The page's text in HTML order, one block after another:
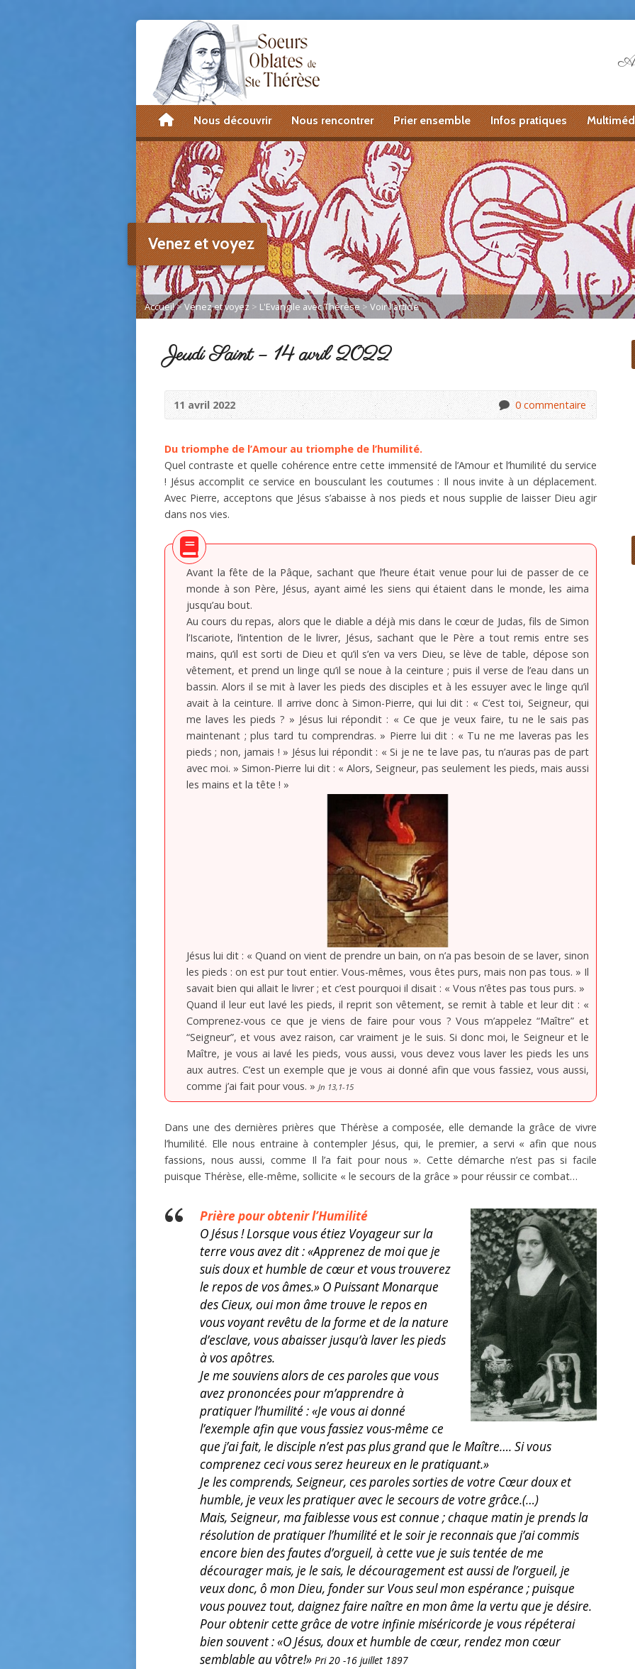
accueilNous découvrir Nous rencontrer Prier ensemble Infos pratiques
Venez et voyez
Accueil>Venez et voyez > L'Evangile avec Thérèse > Voir l'article
Jeudi Saint – 14 avril 2022
11 avril 2022 0 commentaire
Du triomphe de l’Amour au triomphe de l’humilité.
Quel contraste et quelle cohérence entre cette immensité de l’Amour et l’humilité du service
! Jésus accomplit ce service en bousculant les coutumes : Il nous invite à un déplacement.
Avec Pierre, acceptons que Jésus s’abaisse à nos pieds et nous supplie de laisser Dieu agir
dans nos vies.
Avant la fête de la Pâque, sachant que l’heure était venue pour lui de passer de ce
monde à son Père, Jésus, ayant aimé les siens qui étaient dans le monde, les aima
jusqu’au bout.
Au cours du repas, alors que le diable a déjà mis dans le cœur de Judas, fils de Simon
l’Iscariote, l’intention de le livrer, Jésus, sachant que le Père a tout remis entre ses
mains, qu’il est sorti de Dieu et qu’il s’en va vers Dieu, se lève de table, dépose son
vêtement, et prend un linge qu’il se noue à la ceinture ; puis il verse de l’eau dans un
bassin. Alors il se mit à laver les pieds des disciples et à les essuyer avec le linge qu’il
avait à la ceinture. Il arrive donc à Simon-Pierre, qui lui dit : « C’est toi, Seigneur, qui
me laves les pieds ? » Jésus lui répondit : « Ce que je veux faire, tu ne le sais pas
maintenant ; plus tard tu comprendras. » Pierre lui dit : « Tu ne me laveras pas les
pieds ; non, jamais ! » Jésus lui répondit : « Si je ne te lave pas, tu n’auras pas de part
avec moi. » Simon-Pierre lui dit : « Alors, Seigneur, pas seulement les pieds, mais aussi
les mains et la tête ! »
Jésus lui dit : « Quand on vient de prendre un bain, on n’a pas besoin de se laver, sinon
les pieds : on est pur tout entier. Vous-mêmes, vous êtes purs, mais non pas tous. » Il
savait bien qui allait le livrer ; et c’est pourquoi il disait : « Vous n’êtes pas tous purs. »
Quand il leur eut lavé les pieds, il reprit son vêtement, se remit à table et leur dit : «
Comprenez-vous ce que je viens de faire pour vous ? Vous m’appelez “Maître” et
“Seigneur”, et vous avez raison, car vraiment je le suis. Si donc moi, le Seigneur et le
Maître, je vous ai lavé les pieds, vous aussi, vous devez vous laver les pieds les uns
aux autres. C’est un exemple que je vous ai donné afin que vous fassiez, vous aussi,
comme j’ai fait pour vous. » Jn 13,1-15
Dans une des dernières prières que Thérèse a composée, elle demande la grâce de vivre
l’humilité. Elle nous entraine à contempler Jésus, qui, le premier, a servi « afin que nous
fassions, nous aussi, comme Il l’a fait pour nous ». Cette démarche n’est pas si facile
puisque Thérèse, elle-même, sollicite « le secours de la grâce » pour réussir ce combat…
Prière pour obtenir l’Humilité
O Jésus ! Lorsque vous étiez Voyageur sur la
terre vous avez dit : «Apprenez de moi que je
suis doux et humble de cœur et vous trouverez
le repos de vos âmes.» O Puissant Monarque
des Cieux, oui mon âme trouve le repos en
vous voyant revêtu de la forme et de la nature
d’esclave, vous abaisser jusqu’à laver les pieds
à vos apôtres.
Je me souviens alors de ces paroles que vous
avez prononcées pour m’apprendre à
pratiquer l’humilité : «Je vous ai donné
l’exemple afin que vous fassiez vous-même ce
que j’ai fait, le disciple n’est pas plus grand que le Maître…. Si vous
comprenez ceci vous serez heureux en le pratiquant.»
Je les comprends, Seigneur, ces paroles sorties de votre Cœur doux et
humble, je veux les pratiquer avec le secours de votre grâce.(…)
Mais, Seigneur, ma faiblesse vous est connue ; chaque matin je prends la
résolution de pratiquer l’humilité et le soir je reconnais que j’ai commis
encore bien des fautes d’orgueil, à cette vue je suis tentée de me
décourager mais, je le sais, le découragement est aussi de l’orgueil, je
veux donc, ô mon Dieu, fonder sur Vous seul mon espérance ; puisque
vous pouvez tout, daignez faire naître en mon âme la vertu que je désire.
Pour obtenir cette grâce de votre infinie miséricorde je vous répéterai
bien souvent : «O Jésus, doux et humble de cœur, rendez mon cœur
semblable au vôtre!» Pri 20 -16 juillet 1897